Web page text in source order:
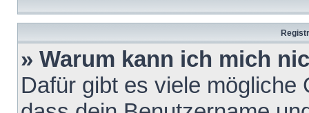
» Warum kann ich mich
Dafür gibt es viele